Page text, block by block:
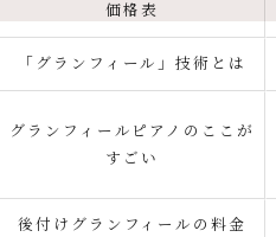
価格表
「グランフィール」技術とは
グランフィールピアノのここが
すごい
後付けグランフィールの料金